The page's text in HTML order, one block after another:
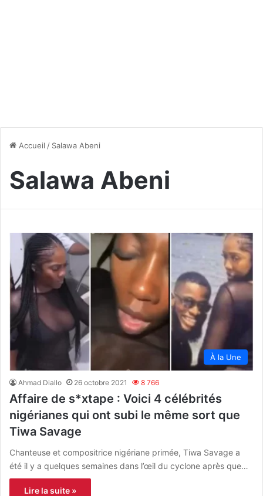
Accueil / Salawa Abeni
Salawa Abeni
À la Une
Ahmad Diallo 26 octobre 2021 8 766
Affaire de s*xtape : Voici 4 célébrités
nigérianes qui ont subi le même sort que
Tiwa Savage
Chanteuse et compositrice nigériane primée, Tiwa Savage a
été il y a quelques semaines dans l’œil du cyclone après que…
Lire la suite »